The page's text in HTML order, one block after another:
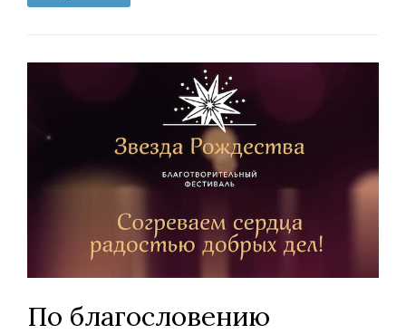
По благословению